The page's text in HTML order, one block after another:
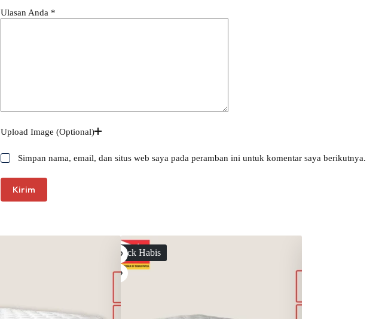
Ulasan Anda *
Upload Image (Optional)
Simpan nama, email, dan situs web saya pada peramban ini untuk komentar saya berikutnya.
Kirim
Stock Habis